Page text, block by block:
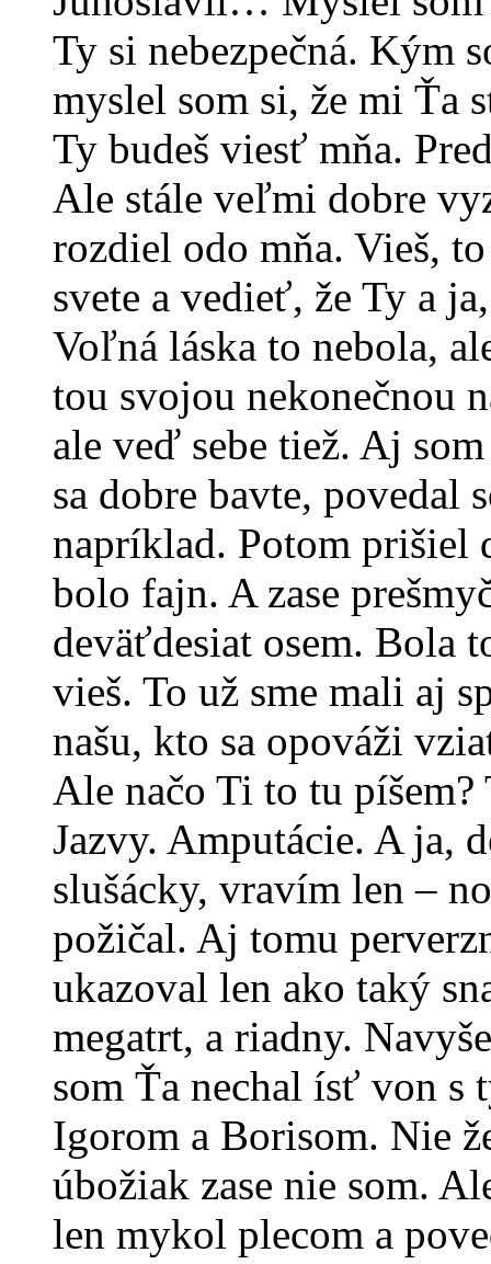
Ty si nebezpečná. Kým
myslel som si, že mi Ťa
Ty budeš viesť mňa.
Ale stále veľmi dobre
rozdiel odo mňa. Vieš,
svete a vedieť, že Ty a
Voľná láska to nebola,
tou svojou nekonečnou
ale veď sebe tiež. Aj
sa dobre bavte,
napríklad. Potom prišiel
bolo fajn. A zase
deväťdesiat osem. Bola
vieš. To už sme mali aj
našu, kto sa opováži
Ale načo Ti to tu
Jazvy. Amputácie. A ja,
slušácky, vravím len –
požičal. Aj tomu
ukazoval len ako taký
megatrt, a riadny.
som Ťa nechal ísť von
Igorom a Borisom. Nie
úbožiak zase nie som.
len mykol plecom a